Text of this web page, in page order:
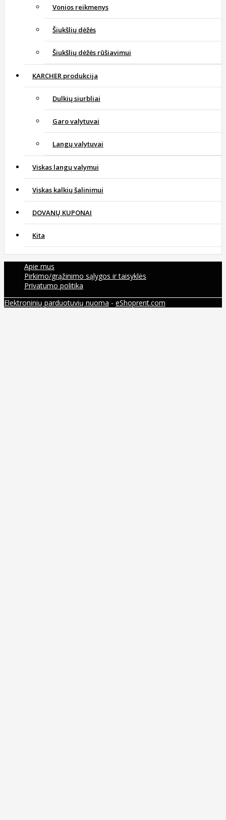
Vonios reikmenys
Šiukšlių dėžės
Šiukšlių dėžės rūšiavimui
KARCHER produkcija
Dulkių siurbliai
Garo valytuvai
Langų valytuvai
Viskas langų valymui
Viskas kalkių šalinimui
DOVANŲ KUPONAI
Kita
Apie mus
Pirkimo/grąžinimo sąlygos ir taisyklės
Privatumo politika
Elektroninių parduotuvių nuoma - eShoprent.com